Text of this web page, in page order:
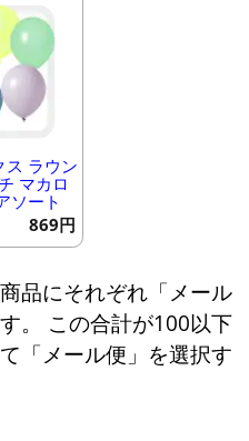
ス ラウン
マカロ
ソート
869円
品にそれぞれ「メール
。 この合計が100以下
「メール便」を選択す